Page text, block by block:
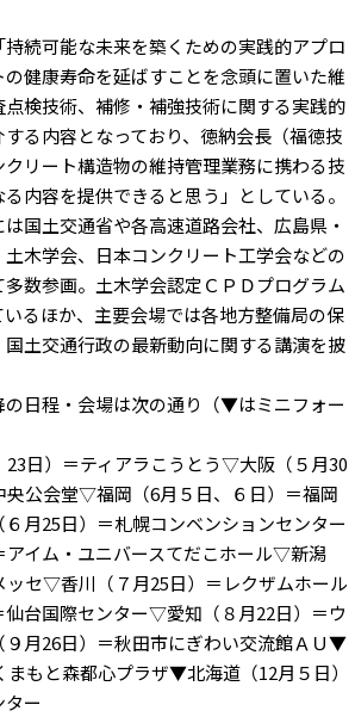
続可能な未来を築くための実践的アプロ
健康寿命を延ばすことを念頭に置いた維
検技術、補修・補強技術に関する実践的
る内容となっており、徳納会長（福徳技
リート構造物の維持管理業務に携わる技
内容を提供できると思う」としている。
国土交通省や各高速道路会社、広島県・
木学会、日本コンクリート工学会などの
数参画。土木学会認定ＣＰＤプログラム
るほか、主要会場では各地方整備局の保
土交通行政の最新動向に関する講演を披
日程・会場は次の通り（▼はミニフォー
日）＝ティアラこうとう▽大阪（５月30
央公会堂▽福岡（6月５日、６日）＝福岡
月25日）＝札幌コンベンションセンター
イム・ユニバースてだこホール▽新潟
ッセ▽香川（７月25日）＝レクザムホール
台国際センター▽愛知（８月22日）＝ウ
月26日）＝秋田市にぎわい交流館ＡＵ▼
もと森都心プラザ▼北海道（12月５日）
ー